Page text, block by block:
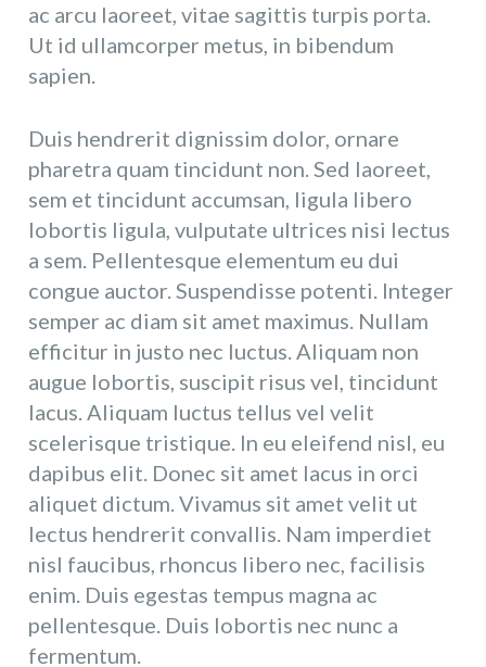
ac arcu laoreet, vitae sagittis turpis porta.
Ut id ullamcorper metus, in bibendum
sapien.
Duis hendrerit dignissim dolor, ornare
pharetra quam tincidunt non. Sed laoreet,
sem et tincidunt accumsan, ligula libero
lobortis ligula, vulputate ultrices nisi lectus
a sem. Pellentesque elementum eu dui
congue auctor. Suspendisse potenti. Integer
semper ac diam sit amet maximus. Nullam
efficitur in justo nec luctus. Aliquam non
augue lobortis, suscipit risus vel, tincidunt
lacus. Aliquam luctus tellus vel velit
scelerisque tristique. In eu eleifend nisl, eu
dapibus elit. Donec sit amet lacus in orci
aliquet dictum. Vivamus sit amet velit ut
lectus hendrerit convallis. Nam imperdiet
nisl faucibus, rhoncus libero nec, facilisis
enim. Duis egestas tempus magna ac
pellentesque. Duis lobortis nec nunc a
fermentum.